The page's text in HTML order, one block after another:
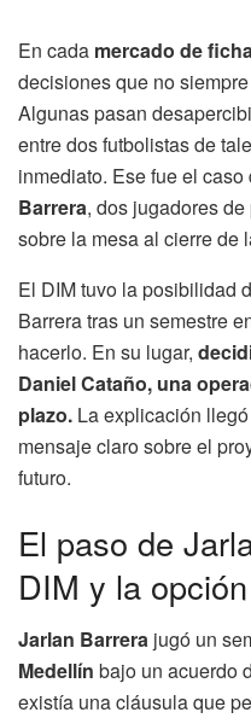
En cada mercado de
decisiones que no
Algunas pasan
entre dos futbolistas de
inmediato. Ese fue el caso
Barrera, dos jugadores
sobre la mesa al cierre de
El DIM tuvo la posibilidad
Barrera tras un semestre
hacerlo. En su lugar,
Daniel Cataño, una
plazo. La explicación
mensaje claro sobre el
futuro.
El paso de
DIM y la
Jarlan Barrera jugó un
Medellín bajo un acuerdo
existía una cláusula que